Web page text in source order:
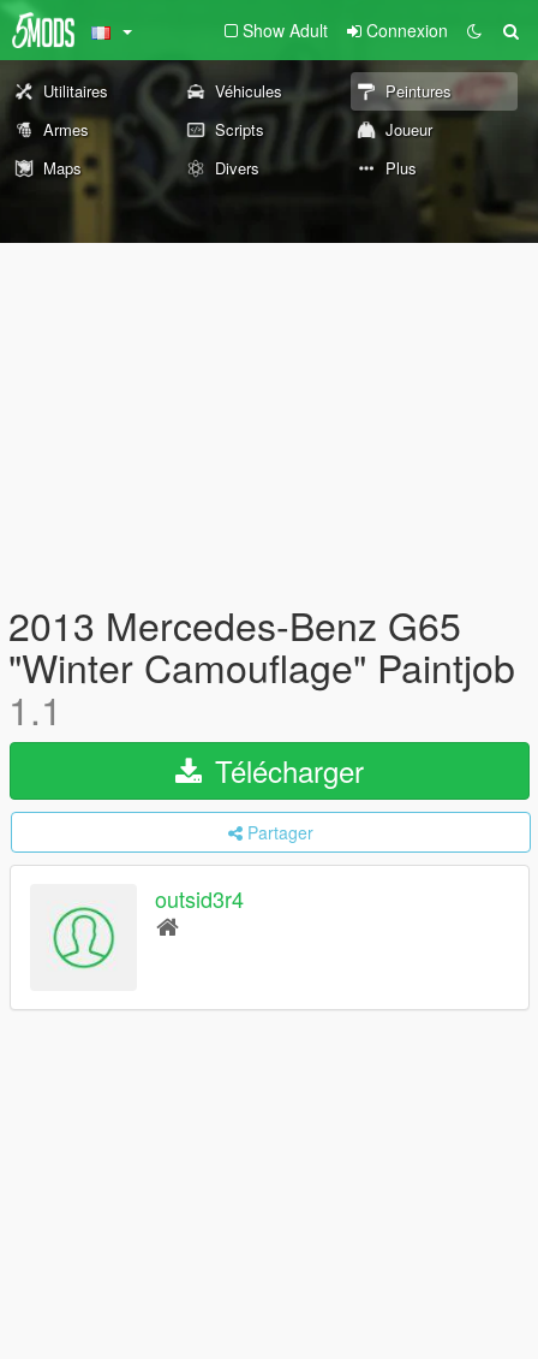
Show Adult Connexion
Utilitaires Véhicules
Peintures
Armes
Scripts
Joueur
Maps
Divers Plus
2013 Mercedes-Benz G65
"Winter Camouflage" Paintjob
1.1
Télécharger
Partager
outsid3r4